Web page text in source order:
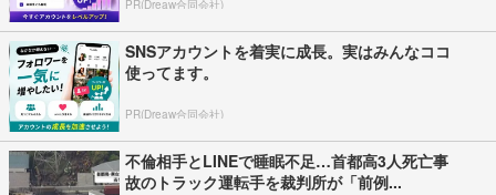
PR(Dreaw合同会社)
SNSアカウントを着実に成長。実はみんなココ
使ってます。
PR(Dreaw合同会社)
不倫相手とLINEで睡眠不足…首都高3人死亡事
故のトラック運転手を裁判所が「前例...